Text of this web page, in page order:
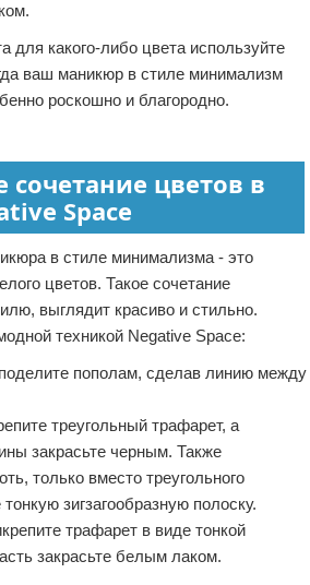
какого-либо цвета используйте
ваш маникюр в стиле минимализм
роскошно и благородно.
сочетание цветов в
Space
в стиле минимализма - это
цветов. Такое сочетание
выглядит красиво и стильно.
техникой Negative Space:
пополам, сделав линию между
треугольный трафарет, а
закрасьте черным. Также
только вместо треугольного
зигзагообразную полоску.
трафарет в виде тонкой
закрасьте белым лаком.